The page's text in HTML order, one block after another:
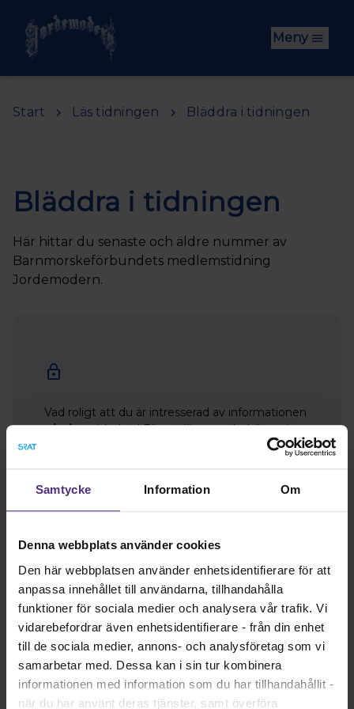
Samtycke Information Om
Denna webbplats använder cookies
Den här webbplatsen använder enhetsidentifierare för att
anpassa innehållet till användarna, tillhandahålla
funktioner för sociala medier och analysera vår trafik. Vi
vidarebefordrar även enhetsidentifierare - från din enhet
till de sociala medier, annons- och analysföretag som vi
samarbetar med. Dessa kan i sin tur kombinera
informationen med information som du har tillhandahållit -
när du har använt deras tjänster, samt överföra
Meny
Start Läs tidningen Bläddra i tidningen
Bläddra i tidningen
Här hittar du senaste och äldre nummer av
Barnmorskeförbundets medlemstidning
Jordemodern.
Vad roligt att du är intresserad av informationen
på vår webbplats! För att läsa mer behöver du
vara medlem och logga in. Viss information är
kansli@srat.se.
Logga inBli medlem